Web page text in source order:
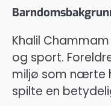
Khalil
og sport.
miljø som nærte
spilte en